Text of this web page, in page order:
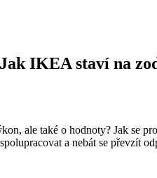
IKEA staví na
ale také o hodnoty? Jak se
a nebát se převzít